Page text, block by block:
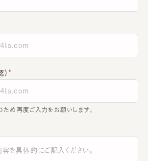
）
め再度ご入力をお願いします。